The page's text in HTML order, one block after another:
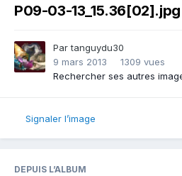
P09-03-13_15.36[02].jpg
Partanguydu30
9 mars 2013
1309 vues
Rechercher ses autres
Signaler l’image
DEPUIS L’ALBUM